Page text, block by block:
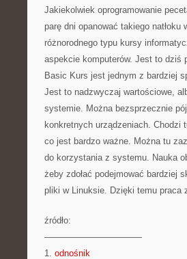
Jakiekolwiek oprogramowanie
parę dni opanować takiego
różnorodnego typu kursy
aspekcie komputerów. Jest to dziś
Basic Kurs jest jednym z bardziej
Jest to nadzwyczaj wartościowe,
systemie. Można bezsprzecznie
konkretnych urządzeniach. Chodzi
co jest bardzo ważne. Można tu
do korzystania z systemu. Nauka
żeby zdołać podejmować bardziej
pliki w Linuksie. Dzięki temu praca
źródło:
———————————
1. odnośnik